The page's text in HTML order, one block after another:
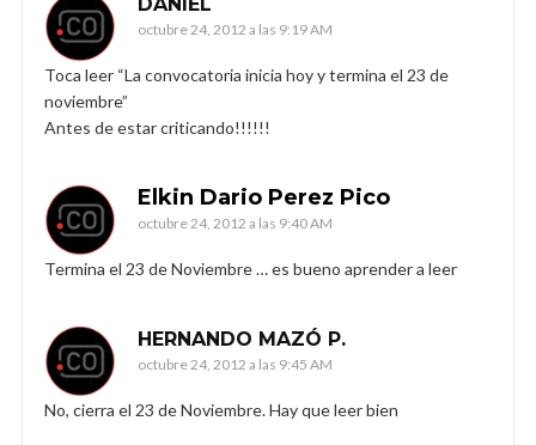
octubre 24, 2012 a las 9:19 AM
Toca leer “La convocatoria inicia hoy y termina el 23 de
noviembre”
Antes de estar criticando!!!!!!
Elkin Dario Perez Pico
octubre 24, 2012 a las 9:40 AM
Termina el 23 de Noviembre … es bueno aprender a leer
HERNANDO MAZÓ P.
octubre 24, 2012 a las 9:45 AM
No, cierra el 23 de Noviembre. Hay que leer bien